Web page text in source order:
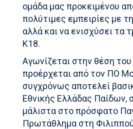
ομάδα μας προκειμένου
πολύτιμες εμπειρίες με
αλλά και να ενισχύσει τα
Κ18.
Αγωνίζεται στην θέση του
προέρχεται από τον ΠΟ
συγχρόνως αποτελεί
Εθνικής Ελλάδας Παίδων,
μάλιστα στο πρόσφατο
Πρωτάθλημα στη